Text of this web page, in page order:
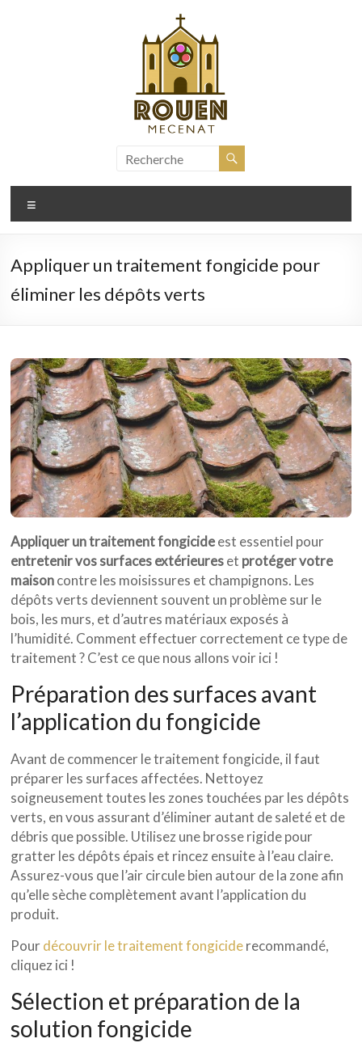
mecenat.fr
Appliquer un traitement fongicide pour
éliminer les dépôts verts
Appliquer un traitement fongicideest essentiel pour
entretenir vos surfaces extérieureset protéger votre
maisoncontre les moisissures et champignons. Les
dépôts verts deviennent souvent un problème sur le
bois, les murs, et d’autres matériaux exposés à
l’humidité. Comment effectuer correctement ce type de
traitement ? C’est ce que nous allons voir ici !
Préparation des surfaces avant
l’application du fongicide
Avant de commencer le traitement fongicide, il faut
préparer les surfaces affectées. Nettoyez
soigneusement toutes les zones touchées par les dépôts
verts, en vous assurant d’éliminer autant de saleté et de
débris que possible. Utilisez une brosse rigide pour
gratter les dépôts épais et rincez ensuite à l’eau claire.
Assurez-vous que l’air circule bien autour de la zone afin
qu’elle sèche complètement avant l’application du
produit.
Pourdécouvrir le traitement fongiciderecommandé,
cliquez ici !
Sélection et préparation de la
solution fongicide